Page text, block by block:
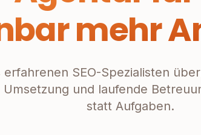
mehr
erfahrenen SEO-Spezialisten
und laufende
statt Aufgaben.